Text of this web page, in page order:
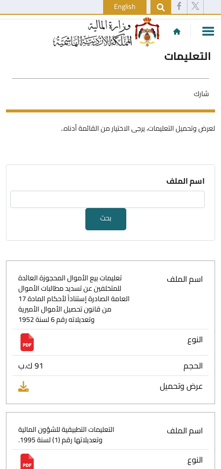
English
التعليمات
شارك
لعرض وتحميل التعليمات، يرجى الاختيار من القائمة أدناه..
اسم الملف
بحث
اسم الملف
تعليمات بيع الأموال المحجوزة العائدة
للمتخلفين عن تسديد مطالبات الأموال
العامة الصادرة إستناداً لأحكام المادة 17
من قانون تحصيل الأموال الأميرية
وتعديلاته رقم 6 لسنة 1952
النوع
الحجم
91 ك.ب
عرض وتحميل
اسم الملف
التعليمات التطبيقية للشؤون المالية
وتعديلاتها رقم (1) لسنة 1995.
النوع